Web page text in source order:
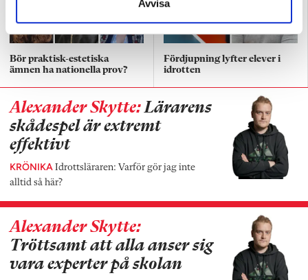
Avvisa
Bör praktisk-estetiska
ämnen ha nationella prov?
Fördjupning lyfter elever i
idrotten
Alexander Skytte:Lärarens
skådespel är extremt
effektivt
KRÖNIKA Idrottsläraren: Varför gör jag inte
alltid så här?
Alexander Skytte:
Tröttsamt att alla anser sig
vara experter på skolan